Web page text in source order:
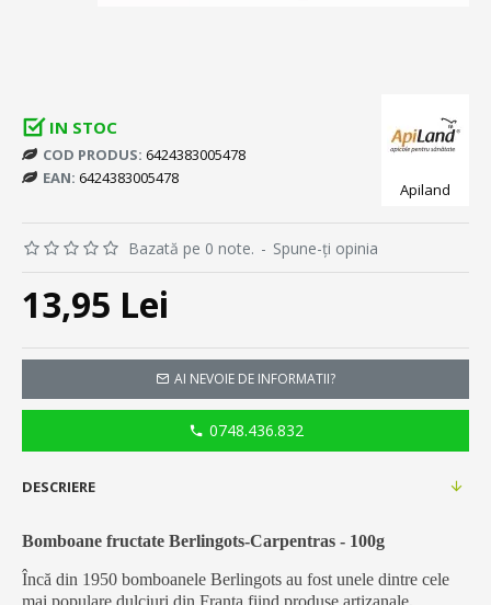
IN STOC
COD PRODUS: 6424383005478
EAN: 6424383005478
Apiland
Bazată pe 0 note. - Spune-ţi opinia
13,95 Lei
AI NEVOIE DE INFORMATII?
0748.436.832
DESCRIERE
Bomboane fructate Berlingots-Carpentras - 100g
Încă din 1950 bomboanele Berlingots au fost unele dintre cele